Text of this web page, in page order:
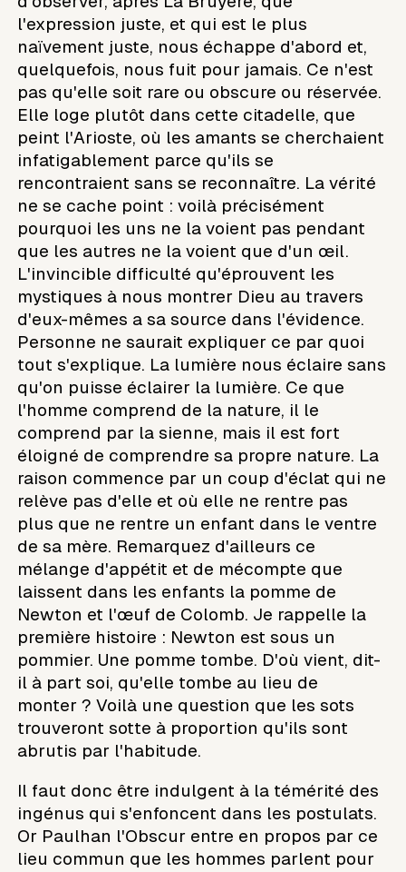
l'expression juste, et qui est le plus
naïvement juste, nous échappe d'abord et,
quelquefois, nous fuit pour jamais. Ce n'est
pas qu'elle soit rare ou obscure ou réservée.
Elle loge plutôt dans cette citadelle, que
peint l'Arioste, où les amants se cherchaient
infatigablement parce qu'ils se
rencontraient sans se reconnaître. La vérité
ne se cache point : voilà précisément
pourquoi les uns ne la voient pas pendant
que les autres ne la voient que d'un œil.
L'invincible difficulté qu'éprouvent les
mystiques à nous montrer Dieu au travers
d'eux-mêmes a sa source dans l'évidence.
Personne ne saurait expliquer ce par quoi
tout s'explique. La lumière nous éclaire sans
qu'on puisse éclairer la lumière. Ce que
l'homme comprend de la nature, il le
comprend par la sienne, mais il est fort
éloigné de comprendre sa propre nature. La
raison commence par un coup d'éclat qui ne
relève pas d'elle et où elle ne rentre pas
plus que ne rentre un enfant dans le ventre
de sa mère. Remarquez d'ailleurs ce
mélange d'appétit et de mécompte que
laissent dans les enfants la pomme de
Newton et l'œuf de Colomb. Je rappelle la
première histoire : Newton est sous un
pommier. Une pomme tombe. D'où vient, dit-
il à part soi, qu'elle tombe au lieu de
monter ? Voilà une question que les sots
trouveront sotte à proportion qu'ils sont
abrutis par l'habitude.
Il faut donc être indulgent à la témérité des
ingénus qui s'enfoncent dans les postulats.
Or Paulhan l'Obscur entre en propos par ce
lieu commun que les hommes parlent pour